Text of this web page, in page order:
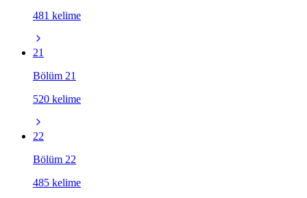
481 kelime
21
Bölüm 21
520 kelime
22
Bölüm 22
485 kelime